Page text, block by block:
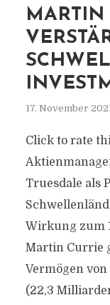
MARTIN
17. November
Click to rate
Truesdale als
Wirkung zum
Martin Currie
Vermögen
(22,3